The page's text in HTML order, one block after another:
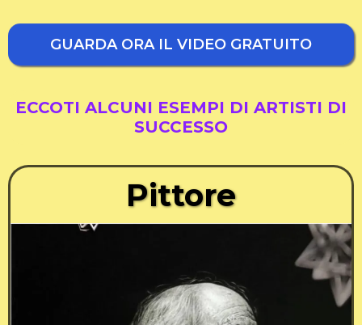
GUARDA ORA IL VIDEO GRATUITO
ECCOTI ALCUNI ESEMPI DI ARTISTI DI
SUCCESSO
Pittore